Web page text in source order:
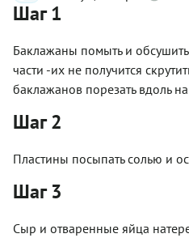
Шаг 1
Баклажаны помыть и
части -их не получится
баклажанов порезать вдоль
Шаг 2
Пластины посыпать солью и
Шаг 3
Сыр и отваренные яйца